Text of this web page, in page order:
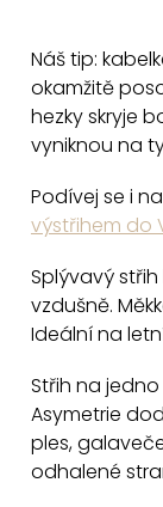
Náš tip:
okamžitě
hezky skryje
vyniknou na
Podívej se i na
výstřihem do
Splývavý
vzdušně.
Ideální na
Střih na
Asymetrie
ples,
odhalené